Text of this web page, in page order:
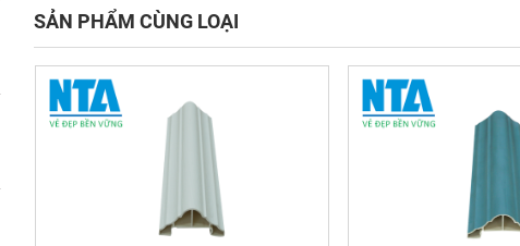
SẢN PHẨM CÙNG LOẠI